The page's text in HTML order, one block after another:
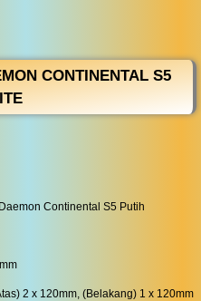
CONTINENTAL S5
Continental S5 Putih
2 x 120mm, (Belakang) 1 x 120mm